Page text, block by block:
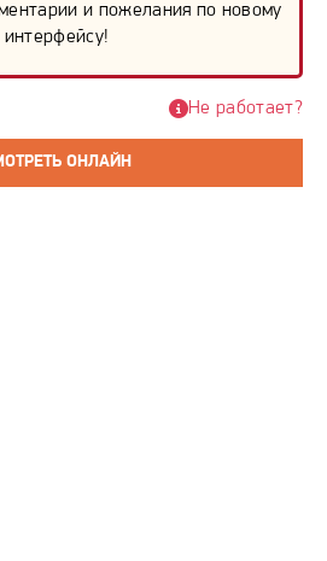
и пожелания по новому
интерфейсу!
ОНЛАЙН
Не работает?